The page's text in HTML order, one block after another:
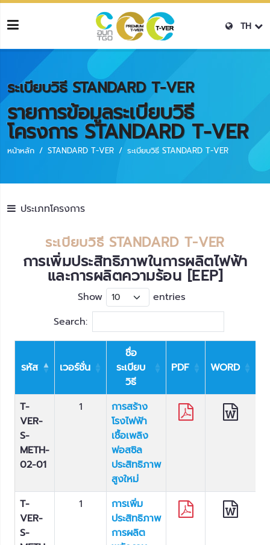
TH
ระเบียบวิธี STANDARD T-VER
รายการข้อมูลระเบียบวิธี
โครงการ STANDARD T-VER
หน้าหลัก STANDARD T-VER ระเบียบวิธี STANDARD T-VER
ประเภทโครงการ
ระเบียบวิธี STANDARD T-VER
การเพิ่มประสิทธิภาพในการผลิตไฟฟ้า
และการผลิตความร้อน [EEP]
Show
entries
Search:
รหัส เวอร์ชั่น
ชื่อ
ระเบียบ
วิธี
PDF WORD
T-
VER-
S-
METH-
02-01
1
การสร้าง
โรงไฟฟ้า
เชื้อเพลิง
ฟอสซิล
ประสิทธิภาพ
สูงใหม่
T-
VER-
S-
1
การเพิ่ม
ประสิทธิภาพ
การผลิต